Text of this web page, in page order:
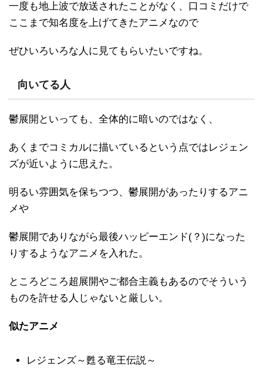
一度も地上波で放送されたことがなく、口コミだけで
ここまで知名度を上げてきたアニメなので
ぜひいろいろな人に見てもらいたいですね。
向いてる人
鬱展開といっても、全体的に暗いのではなく、
あくまでコミカルに描いているという点ではレジェン
ズが近いように思えた。
明るい雰囲気を保ちつつ、鬱展開があったりするアニ
メや
鬱展開でありながら最後ハッピーエンド(？)になった
りするようなアニメを入れた。
ところどころ超展開やご都合主義もあるのでそういう
ものを許せる人じゃないと厳しい。
似たアニメ
レジェンズ～甦る竜王伝説～